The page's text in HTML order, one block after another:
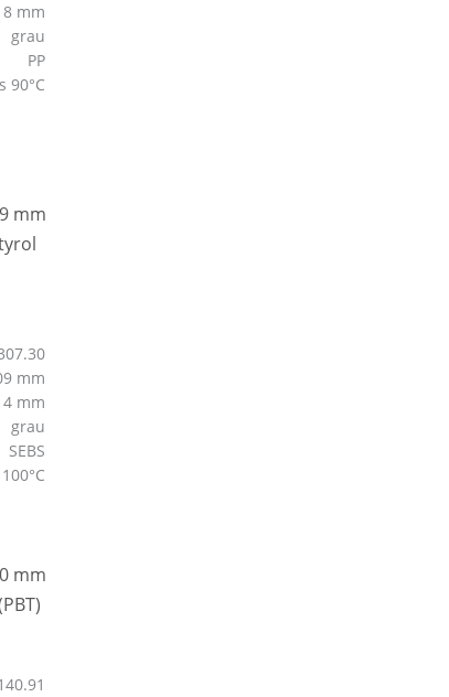
8 mm
grau
PP
90°C
mm
mm
grau
SEBS